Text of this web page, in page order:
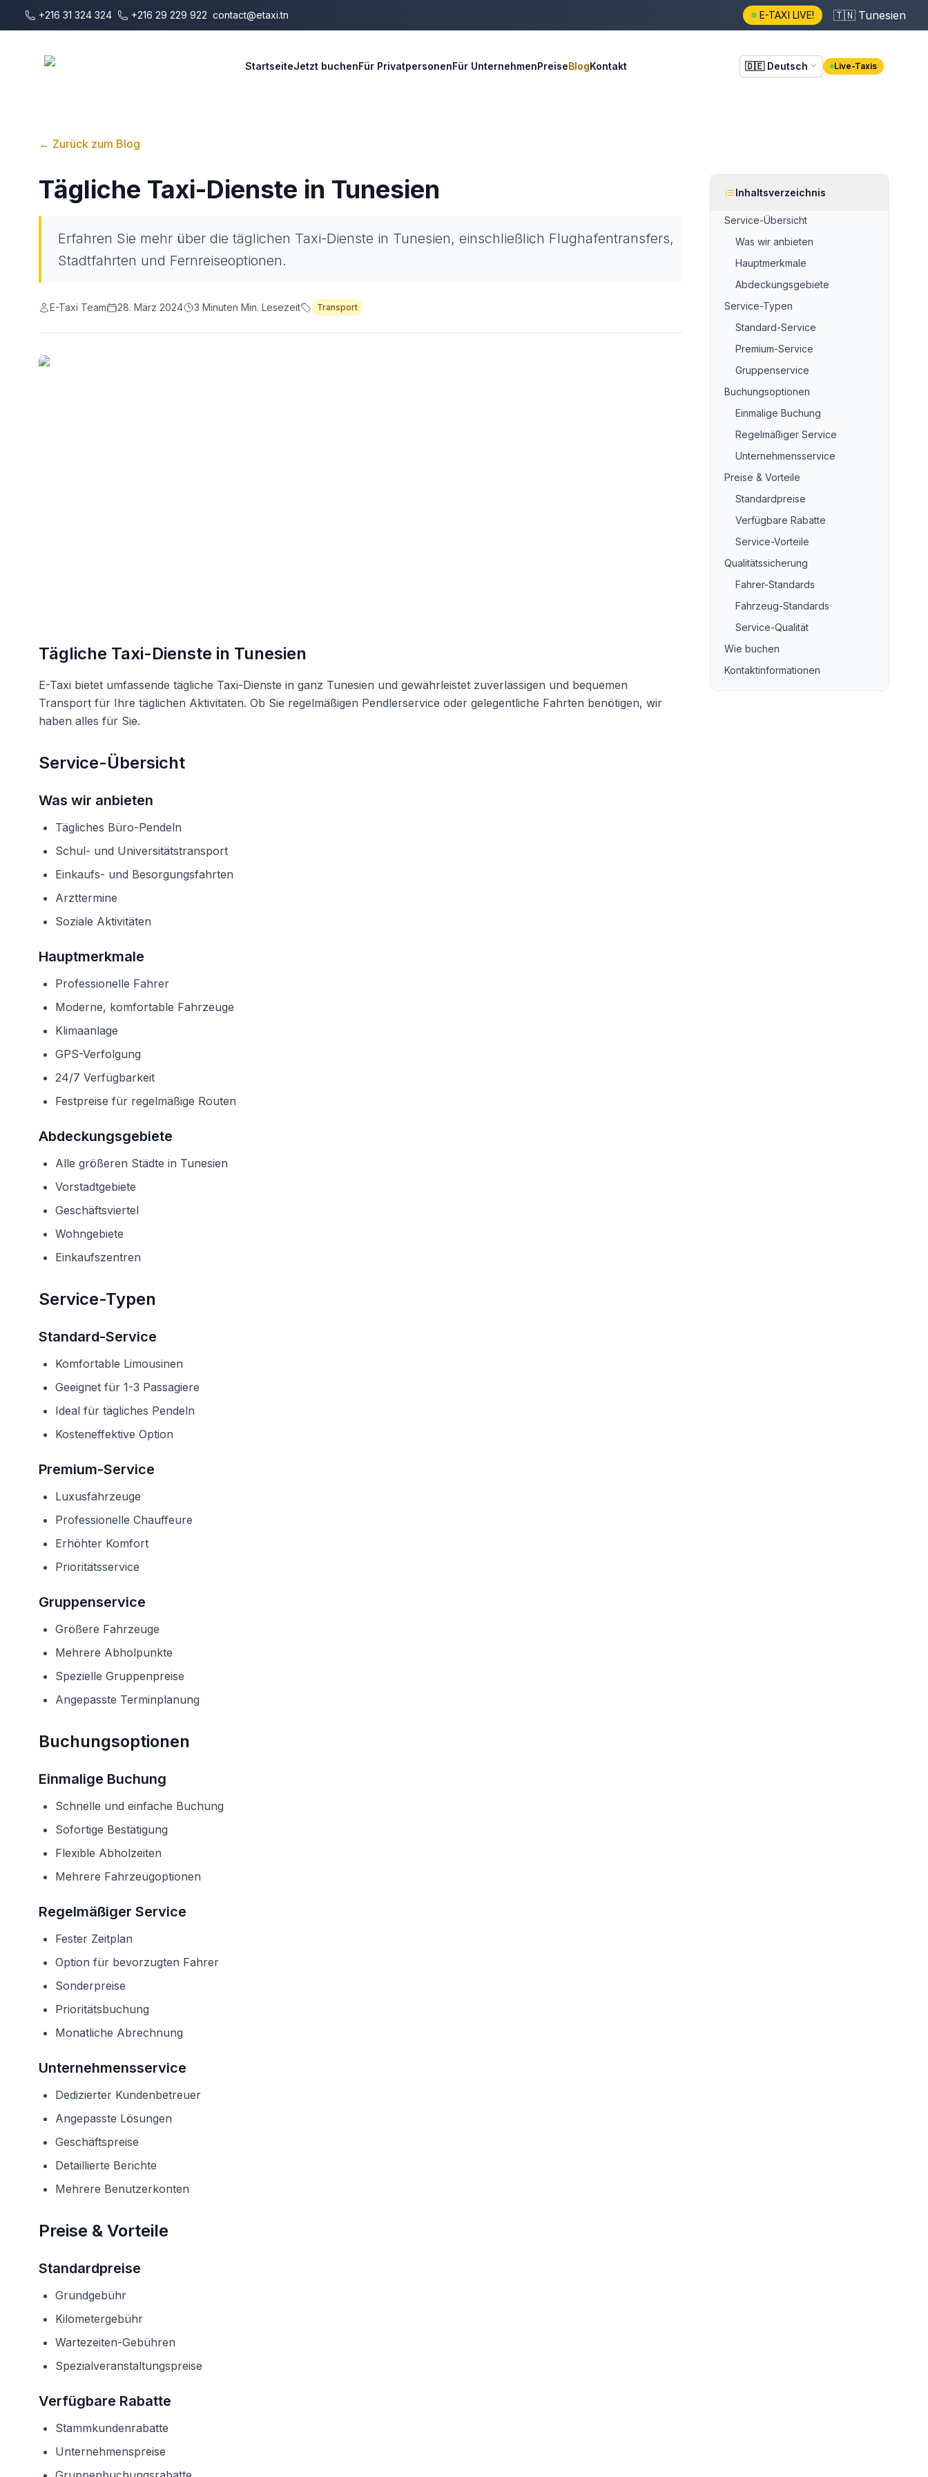
Zum Hauptinhalt springen
+216 31 324 324 +216 29 229 922 contact@etaxi.tn E-TAXI LIVE! 🇹🇳 Tunesien
StartseiteJetzt buchenFür PrivatpersonenFür UnternehmenPreiseBlogKontakt 🇩🇪 Deutsch Live-Taxis
← Zurück zum Blog
Tägliche Taxi-Dienste in Tunesien
Erfahren Sie mehr über die täglichen Taxi-Dienste in Tunesien, einschließlich Flughafentransfers,
Stadtfahrten und Fernreiseoptionen.
E-Taxi Team 28. März 2024 3 Minuten Min. Lesezeit Transport
Tägliche Taxi-Dienste in Tunesien
E-Taxi bietet umfassende tägliche Taxi-Dienste in ganz Tunesien und gewährleistet zuverlässigen und bequemen
Transport für Ihre täglichen Aktivitäten. Ob Sie regelmäßigen Pendlerservice oder gelegentliche Fahrten benötigen, wir
haben alles für Sie.
Service-Übersicht
Was wir anbieten
Tägliches Büro-Pendeln
Schul- und Universitätstransport
Einkaufs- und Besorgungsfahrten
Arzttermine
Soziale Aktivitäten
Hauptmerkmale
Professionelle Fahrer
Moderne, komfortable Fahrzeuge
Klimaanlage
GPS-Verfolgung
24/7 Verfügbarkeit
Festpreise für regelmäßige Routen
Abdeckungsgebiete
Alle größeren Städte in Tunesien
Vorstadtgebiete
Geschäftsviertel
Wohngebiete
Einkaufszentren
Service-Typen
Standard-Service
Komfortable Limousinen
Geeignet für 1-3 Passagiere
Ideal für tägliches Pendeln
Kosteneffektive Option
Premium-Service
Luxusfahrzeuge
Professionelle Chauffeure
Erhöhter Komfort
Prioritätsservice
Gruppenservice
Größere Fahrzeuge
Mehrere Abholpunkte
Spezielle Gruppenpreise
Angepasste Terminplanung
Buchungsoptionen
Einmalige Buchung
Schnelle und einfache Buchung
Sofortige Bestätigung
Flexible Abholzeiten
Mehrere Fahrzeugoptionen
Regelmäßiger Service
Fester Zeitplan
Option für bevorzugten Fahrer
Sonderpreise
Prioritätsbuchung
Monatliche Abrechnung
Unternehmensservice
Dedizierter Kundenbetreuer
Angepasste Lösungen
Geschäftspreise
Detaillierte Berichte
Mehrere Benutzerkonten
Preise & Vorteile
Standardpreise
Grundgebühr
Kilometergebühr
Wartezeiten-Gebühren
Spezialveranstaltungspreise
Verfügbare Rabatte
Stammkundenrabatte
Unternehmenspreise
Inhaltsverzeichnis
Service-Übersicht
Was wir anbieten
Hauptmerkmale
Abdeckungsgebiete
Service-Typen
Standard-Service
Premium-Service
Gruppenservice
Buchungsoptionen
Einmalige Buchung
Regelmäßiger Service
Unternehmensservice
Preise & Vorteile
Standardpreise
Verfügbare Rabatte
Service-Vorteile
Qualitätssicherung
Fahrer-Standards
Fahrzeug-Standards
Service-Qualität
Wie buchen
Kontaktinformationen